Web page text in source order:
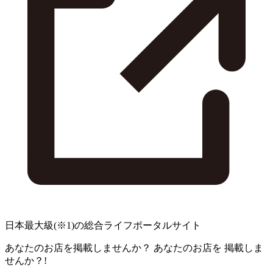
日本最大級(※1)の総合ライフポータルサイト
あなたのお店を掲載しませんか？ あなたのお店を 掲載しま
せんか？!